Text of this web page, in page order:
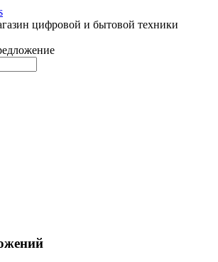
цифровой и бытовой техники